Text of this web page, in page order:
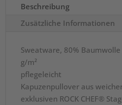
Beschreibung
Zusätzliche Informationen
Sweatware, 80%
g/m²
pflegeleicht
Kapuzenpullover aus
exklusiven ROCK CHEF®